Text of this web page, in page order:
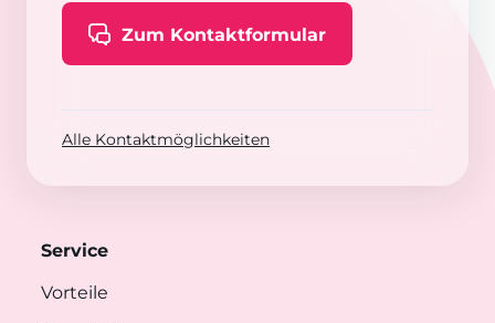
Zum Kontaktformular
Alle Kontaktmöglichkeiten
Service
Vorteile